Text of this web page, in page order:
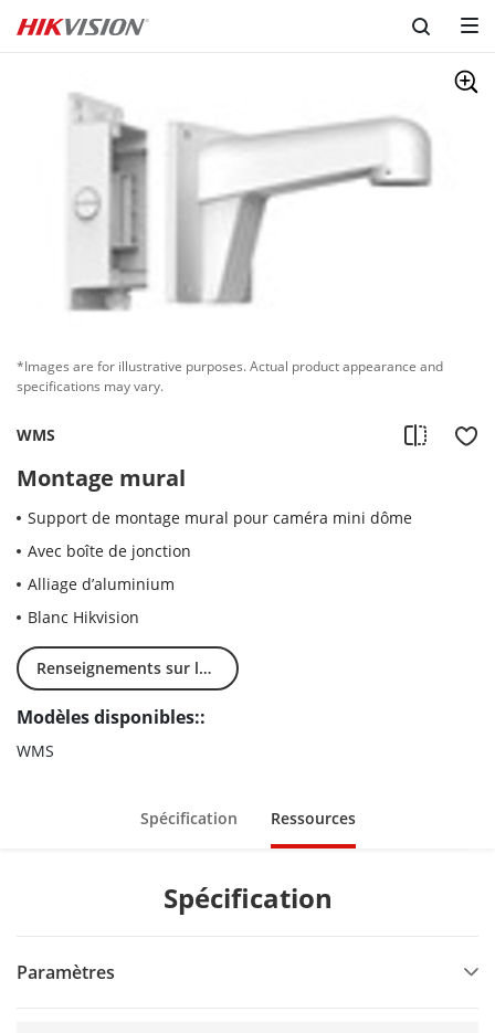
*Images are for illustrative purposes. Actual product appearance and
specifications may vary.
WMS
Montage mural
Support de montage mural pour caméra mini dôme
Avec boîte de jonction
Alliage d’aluminium
Blanc Hikvision
Renseignements sur les ventes
Modèles disponibles::
WMS
Spécification Ressources
Spécification
Paramètres